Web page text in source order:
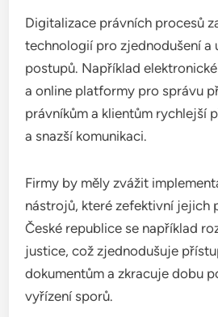
Digitalizace právních procesů
technologií pro zjednodušení a
postupů. Například
a online platformy pro správu
právníkům a klientům rychlejší
a snazší komunikaci.
Firmy by měly zvážit
nástrojů, které zefektivní jejich
České republice se například
justice, což zjednodušuje
dokumentům a zkracuje dobu
vyřízení sporů.